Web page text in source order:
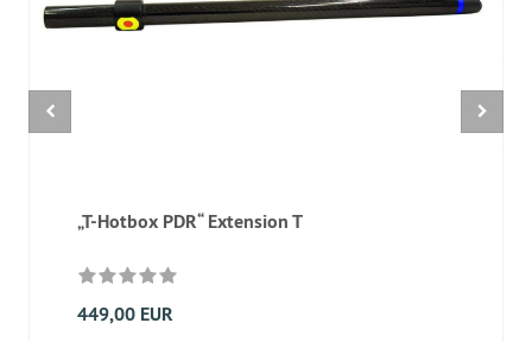
„T-Hotbox PDR“ Extension T
449,00 EUR